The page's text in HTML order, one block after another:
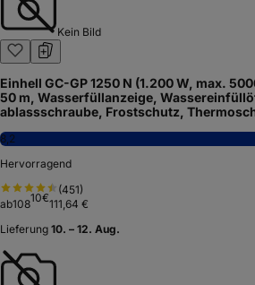
Kein Bild
Einhell GC-GP 1250 N (1.200 W, max.
50 m, Wasserfüllanzeige,
ablassschraube, Frostschutz,
8,2
Hervorragend
(451)
ab10810€111,64 €
Lieferung 10. – 12. Aug.